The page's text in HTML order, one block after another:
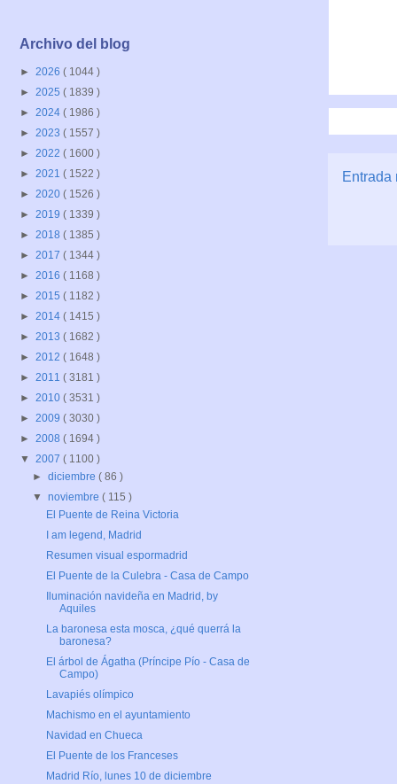
Entrada
Archivo del blog
► 2026 ( 1044 )
► 2025 ( 1839 )
► 2024 ( 1986 )
► 2023 ( 1557 )
► 2022 ( 1600 )
► 2021 ( 1522 )
► 2020 ( 1526 )
► 2019 ( 1339 )
► 2018 ( 1385 )
► 2017 ( 1344 )
► 2016 ( 1168 )
► 2015 ( 1182 )
► 2014 ( 1415 )
► 2013 ( 1682 )
► 2012 ( 1648 )
► 2011 ( 3181 )
► 2010 ( 3531 )
► 2009 ( 3030 )
► 2008 ( 1694 )
▼ 2007 ( 1100 )
►diciembre( 86 )
▼noviembre( 115 )
El Puente de Reina Victoria
I am legend, Madrid
Resumen visual espormadrid
El Puente de la Culebra - Casa de Campo
Iluminación navideña en Madrid, by
Aquiles
La baronesa esta mosca, ¿qué querrá la
baronesa?
El árbol de Ágatha (Príncipe Pío - Casa de
Campo)
Lavapiés olímpico
Machismo en el ayuntamiento
Navidad en Chueca
El Puente de los Franceses
Madrid Río, lunes 10 de diciembre